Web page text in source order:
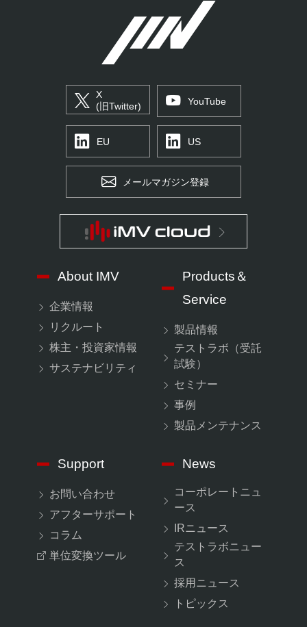
X
(旧Twitter)
YouTube
EU US
メールマガジン登録
About IMV
企業情報
リクルート
株主・投資家情報
サステナビリティ
Products＆
Service
製品情報
テストラボ（受託
試験）
セミナー
事例
製品メンテナンス
Support
お問い合わせ
アフターサポート
コラム
単位変換ツール
News
コーポレートニュ
ース
IRニュース
テストラボニュー
ス
採用ニュース
トピックス